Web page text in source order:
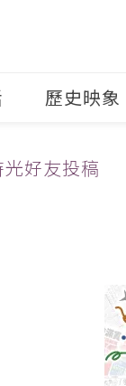
歷史映象
好友投稿